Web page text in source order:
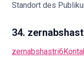
Standort des
34.
zernabshastri6